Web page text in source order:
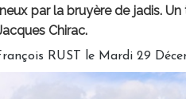
par la bruyère de jadis.
Chirac.
RUST le Mardi 29